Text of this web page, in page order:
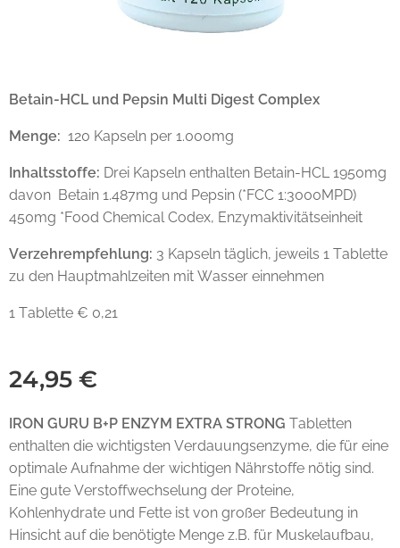
Betain-HCL und Pepsin Multi Digest Complex
Menge: 120 Kapseln per 1.000mg
Inhaltsstoffe: Drei Kapseln enthalten Betain-HCL 1950mg
davon Betain 1.487mg und Pepsin (*FCC 1:3000MPD)
450mg *Food Chemical Codex, Enzymaktivitätseinheit
Verzehrempfehlung: 3 Kapseln täglich, jeweils 1 Tablette
zu den Hauptmahlzeiten mit Wasser einnehmen
1 Tablette € 0,21
24,95 €
IRON GURU B+P ENZYM EXTRA STRONG Tabletten
enthalten die wichtigsten Verdauungsenzyme, die für eine
optimale Aufnahme der wichtigen Nährstoffe nötig sind.
Eine gute Verstoffwechselung der Proteine,
Kohlenhydrate und Fette ist von großer Bedeutung in
Hinsicht auf die benötigte Menge z.B. für Muskelaufbau,